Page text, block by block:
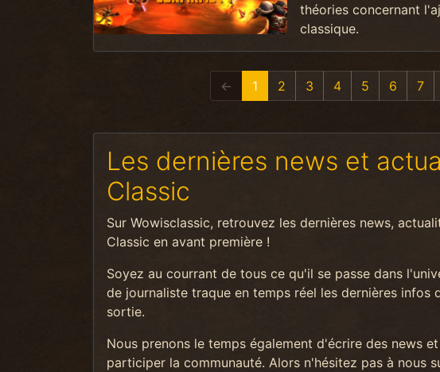
théories concernant
classique.
← 1 2 3 4 5 6 7
Les dernières news et
Classic
Sur Wowisclassic, retrouvez les dernières news,
Classic en avant première !
Soyez au courrant de tous ce qu'il se passe dans
de journaliste traque en temps réel les dernières infos
sortie.
Nous prenons le temps également d'écrire des news
participer la communauté. Alors n'hésitez pas à nous